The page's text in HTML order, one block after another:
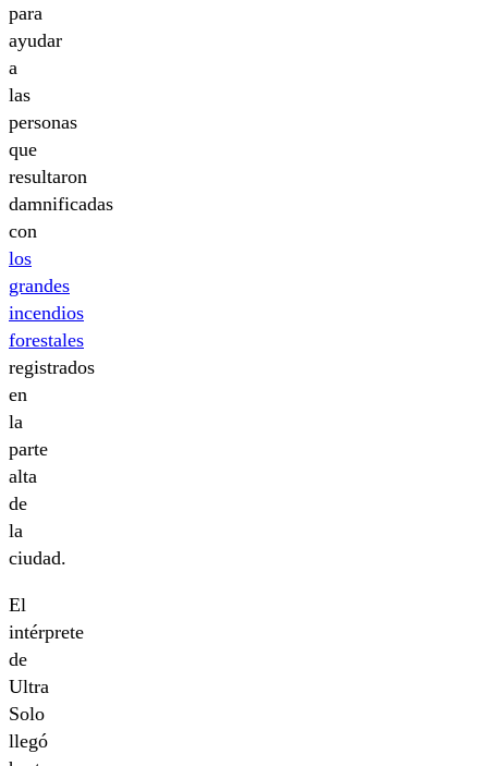
para
ayudar
a
las
personas
que
resultaron
damnificadas
con
los
grandes
incendios
forestales
registrados
en
la
parte
alta
de
la
ciudad.
El
intérprete
de
Ultra
Solo
llegó